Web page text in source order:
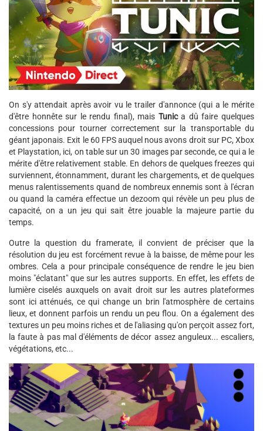
On s'y attendait après avoir vu le trailer d'annonce (qui a le mérite
d'être honnête sur le rendu final), mais Tunica dû faire quelques
concessions pour tourner correctement sur la transportable du
géant japonais. Exit le 60 FPS auquel nous avons droit sur PC, Xbox
et Playstation, ici, on table sur un 30 images par seconde, ce qui a le
mérite d'être relativement stable. En dehors de quelques freezes qui
surviennent, étonnamment, durant les chargements, et de quelques
menus ralentissements quand de nombreux ennemis sont à l'écran
ou quand la caméra effectue un dezoom qui révèle un peu plus de
capacité, on a un jeu qui sait être jouable la majeure partie du
temps.
Outre la question du framerate, il convient de préciser que la
résolution du jeu est forcément revue à la baisse, de même pour les
ombres. Cela a pour principale conséquence de rendre le jeu bien
moins "éclatant" que sur les autres supports. En effet, les effets de
lumière ciselés auxquels on avait droit sur les autres plateformes
sont ici atténués, ce qui change un brin l'atmosphère de certains
lieux, et donnent parfois un rendu un peu flou. On a également des
textures un peu moins riches et de l'aliasing qu'on perçoit assez fort,
la faute à pas mal d'éléments de décor assez anguleux... escaliers,
végétations, etc...